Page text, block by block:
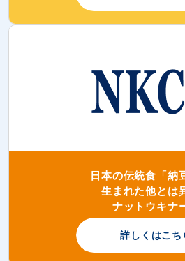
日本の伝統食「納
生まれた他とは
ナットウキナ
詳しくはこち